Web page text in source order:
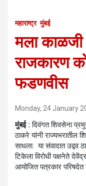
महाराष्ट्र मुंबई
मला काळजी
राजकारण
फडणवीस
Monday, 24 January
मुंबई :दिवंगत शिवसेना
ठाकरे यांनी राज्यभरातील
साधला. या संवादात उद्वव
टिकेला विरोधी पक्षनेते
आयोजित पत्रकार परिषदेत